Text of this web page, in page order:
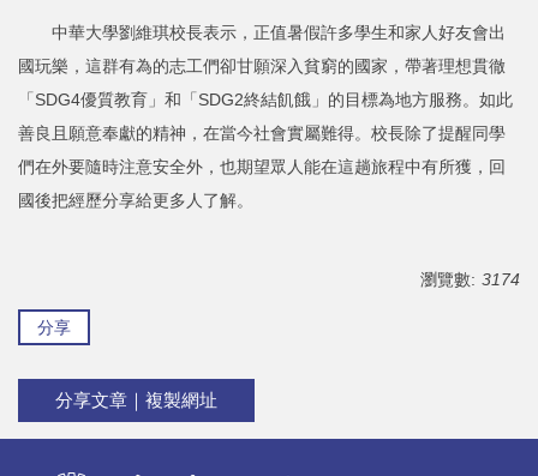
中華大學劉維琪校長表示，正值暑假許多學生和家人好友會出
國玩樂，這群有為的志工們卻甘願深入貧窮的國家，帶著理想貫徹
「SDG4優質教育」和「SDG2終結飢餓」的目標為地方服務。如此
善良且願意奉獻的精神，在當今社會實屬難得。校長除了提醒同學
們在外要隨時注意安全外，也期望眾人能在這趟旅程中有所獲，回
國後把經歷分享給更多人了解。
瀏覽數: 3174
分享
分享文章｜複製網址